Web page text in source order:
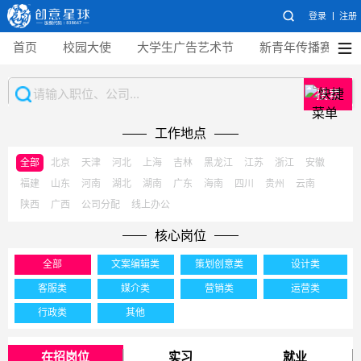
登录 注册
首页 校园大使 大学生广告艺术节 新青年传播赛
搜索
工作地点
全部 北京 天津 河北 上海 吉林 黑龙江 江苏 浙江
安徽
福建
山东 河南 湖北 湖南 广东 海南 四川 贵州
云南
陕西
广西 公司分配 线上办公
核心岗位
全部 文案编辑类 策划创意类 设计类
客服类 媒介类 营销类 运营类
行政类 其他
在招岗位 实习 就业